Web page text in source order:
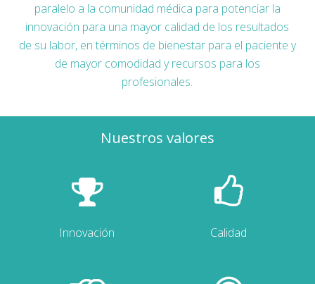
paralelo a la comunidad médica para potenciar la
innovación para una mayor calidad de los resultados
de su labor, en términos de bienestar para el paciente y
de mayor comodidad y recursos para los
profesionales.
Nuestros valores
Innovación Calidad